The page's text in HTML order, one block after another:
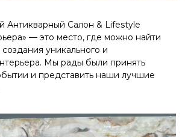
Антикварный Салон & Lifestyle
— это место, где можно найти
уникального и
Мы рады были принять
и представить наши лучшие